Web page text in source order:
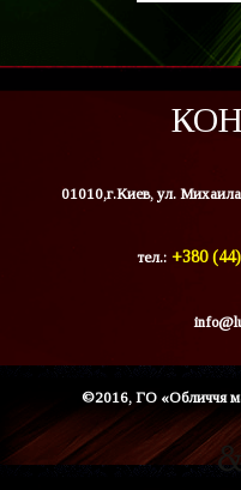
01010,г.Киев, ул.
тел.: +380
©2016, ГО «Обличчя